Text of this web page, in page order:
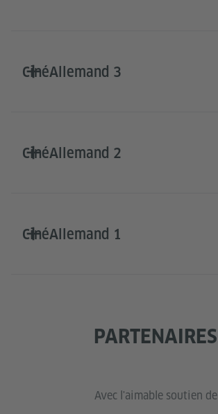
CinéAllemand 3
CinéAllemand 2
CinéAllemand 1
PARTENAIRES
Avec l'aimable soutien de